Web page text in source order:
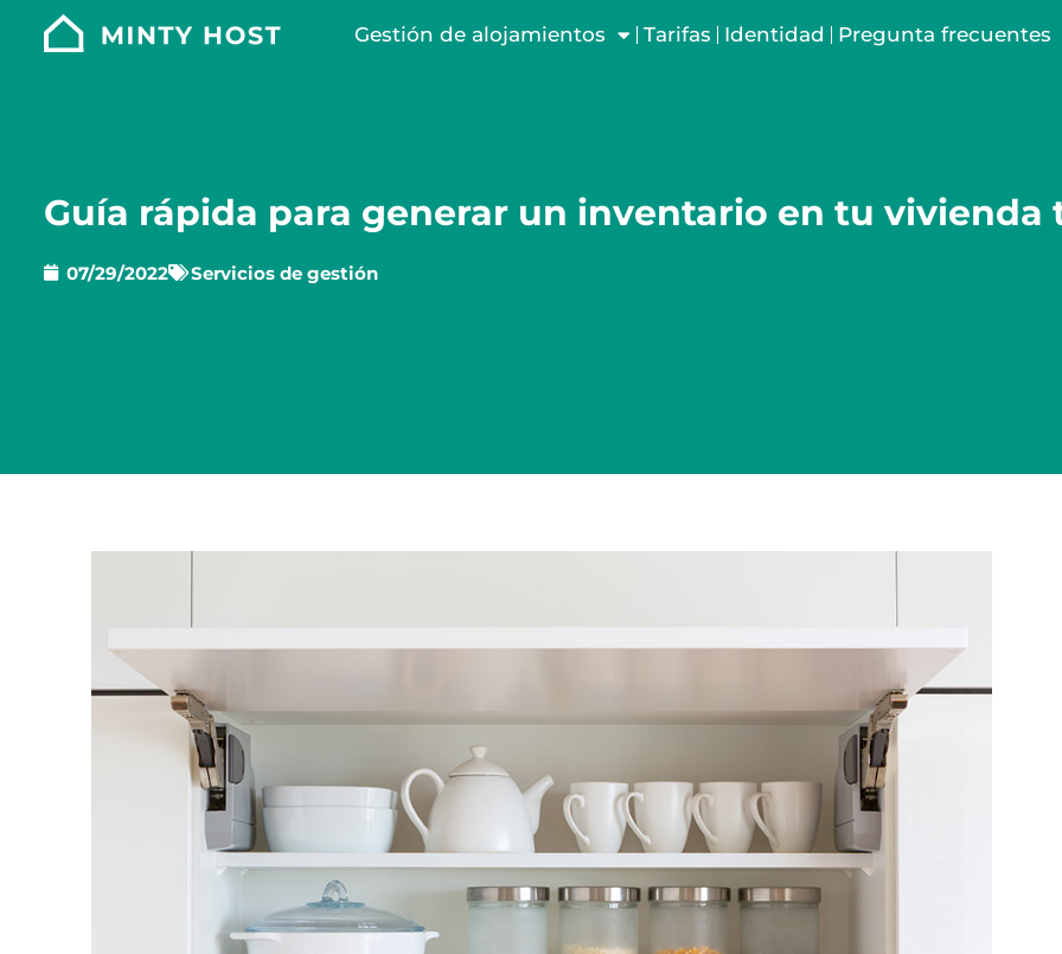
Gestión de alojamientos Tarifas Identidad Pregunta frecuentes
Guía rápida para generar un inventario en tu vivienda
07/29/2022 Servicios de gestión